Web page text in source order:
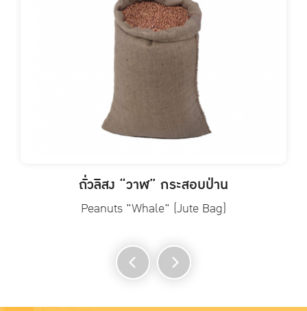
ถั่วลิสง “วาฬ” กระสอบป่าน
Peanuts "Whale" (Jute Bag)